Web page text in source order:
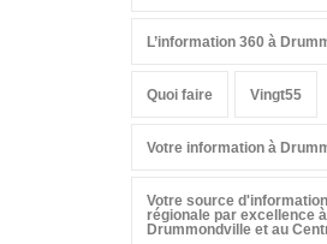
L’information 360 à
Quoi faire Vingt55
Votre information à
Votre source
régionale par excellence à
Drummondville et au